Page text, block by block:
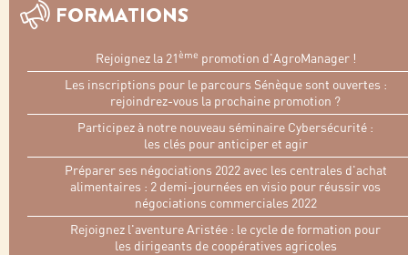
FORMATIONS
Rejoignez la 21ème promotion d'AgroManager !
Les inscriptions pour le parcours Sénèque sont ouvertes :
rejoindrez-vous la prochaine promotion ?
Participez à notre nouveau séminaire Cybersécurité :
les clés pour anticiper et agir
Préparer ses négociations 2022 avec les centrales d'achat
alimentaires : 2 demi-journées en visio pour réussir vos
négociations commerciales 2022
Rejoignez l'aventure Aristée : le cycle de formation pour
les dirigeants de coopératives agricoles